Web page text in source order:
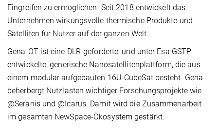
Eingreifen zu ermöglichen. Seit 2018 entwickelt das
Unternehmen wirkungsvolle thermische Produkte und
Satelliten für Nutzer auf der ganzen Welt.
Gena-OT ist eine DLR-geförderte, und unter Esa GSTP
entwickelte, generische Nanosatellitenplattform, die aus
einem modular aufgebauten 16U-CubeSat besteht. Gena
beherbergt Nutzlasten wichtiger Forschungsprojekte wie
@Seranis und @Icarus. Damit wird die Zusammenarbeit
im gesamten NewSpace-Ökosystem gestärkt.